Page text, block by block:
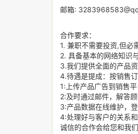
邮箱:
合作要求：
1. 兼职不需要投资,但必
2. 具备基本的网络知识
3.我们提供全面的产品
4.待遇是提成：按销售订
1:上传产品广告到销售
2:及时通过邮件，解答
3:产品数据在线维护，
4:处理好与客户的关系
诚信的合作会给您和我